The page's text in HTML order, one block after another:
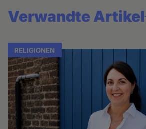
Verwandte Artikel
RELIGIONEN